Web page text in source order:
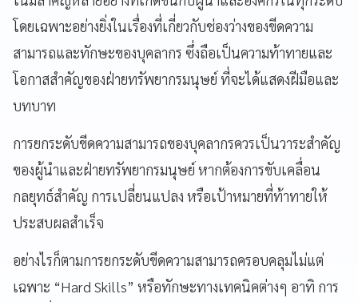
โดยเฉพาะอย่างยิ่งในเรื่องที่เกี่ยวกับช่องว่างของขีดความ
สามารถและทักษะของบุคลากร ซึ่งถือเป็นความท้าทายและ
โอกาสสำคัญของฝ่ายทรัพยากรมนุษย์ ที่จะได้แสดงฝีมือและ
บทบาท
การยกระดับขีดความสามารถของบุคลากรควรเป็นวาระสำคัญ
ของผู้นำและฝ่ายทรัพยากรมนุษย์ หากต้องการขับเคลื่อน
กลยุทธ์สำคัญ การเปลี่ยนแปลง หรือเป้าหมายที่ท้าทายให้
ประสบผลสำเร็จ
อย่างไรก็ตามการยกระดับขีดความสามารถครอบคลุมไม่แต่
เฉพาะ “Hard Skills” หรือทักษะทางเทคนิคต่างๆ อาทิ การ